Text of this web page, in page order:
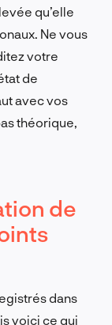
qu’elle
Ne vous
votre
de
avec vos
théorique,
de
dans
voici ce qui